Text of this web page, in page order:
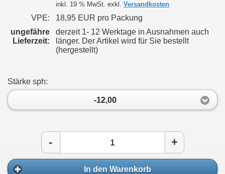
inkl. 19 % MwSt. exkl. Versandkosten
VPE:
18,95 EUR pro Packung
ungefähre
Lieferzeit:
derzeit 1- 12 Werktage in Ausnahmen auch
länger. Der Artikel wird für Sie bestellt
(hergestellt)
Stärke sph:
-12,00
- +
In den Warenkorb